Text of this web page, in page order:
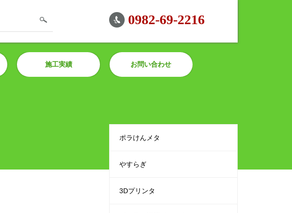
0982-69-2216
施工実績 お問い合わせ
ポラけんメタ
やすらぎ
3Dプリンタ